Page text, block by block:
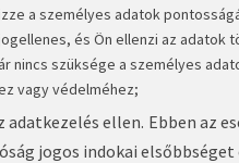
a személyes adatok
és Ön ellenzi az
nincs szüksége a személyes
vagy védelméhez;
ellen. Ebben az
jogos indokai